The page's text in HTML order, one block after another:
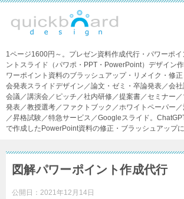
1ページ1600円～。プレゼン資料作成代行・パワーポ
ントスライド（パワポ・PPT・PowerPoint）デザイン
ワーポイント資料のブラッシュアップ・リメイク・修
会発表スライドデザイン／論文・ゼミ・卒論発表／会
会議／講演会／ピッチ／社内研修／提案書／セミナー
発表／教授選考／ファクトブック／ホワイトペーパー
／昇格試験／特急サービス／Googleスライド。
で作成したPowerPoint資料の修正・ブラッシュアップに
図解パワーポイント作成代行
公開日： 2021年12月14日